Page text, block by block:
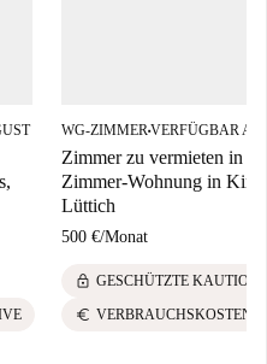
WG-ZIMMER■VERFÜGBAR AB
Zimmer zu vermieten in
Zimmer-Wohnung in
Lüttich
500 €/Monat
lock GESCHÜTZTE KAUTION
euro VERBRAUCHSKOSTEN